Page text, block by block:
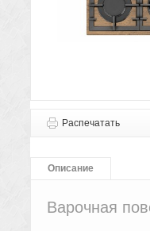
Распечатать
Описание
Варочная